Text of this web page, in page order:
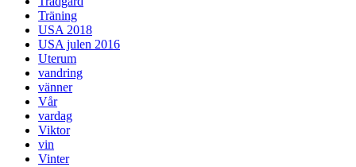
Träning
USA 2018
USA julen 2016
Uterum
vandring
vänner
Vår
vardag
Viktor
vin
Vinter